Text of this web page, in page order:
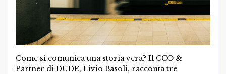
Come si comunica una storia vera? Il CCO &
Partner di DUDE, Livio Basoli, racconta tre